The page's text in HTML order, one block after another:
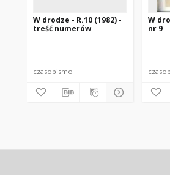
W drodze - R.10 (1982) -
treść numerów
czasopismo
W
nr 9